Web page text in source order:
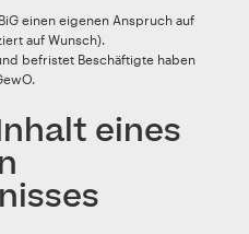
einen eigenen Anspruch auf
auf Wunsch).
befristet Beschäftigte haben
eines